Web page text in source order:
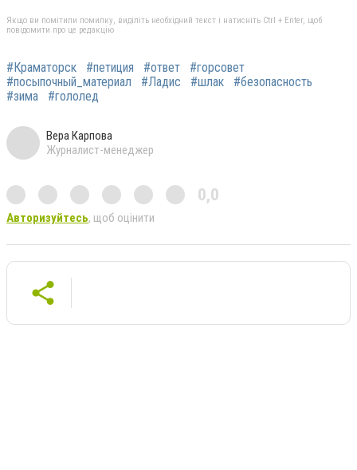
Якщо ви помітили помилку, виділіть необхідний текст і натисніть Ctrl + Enter, щоб
повідомити про це редакцію
#Краматорск #петиция #ответ
#горсовет
#посыпочный_материал
#Ладис #шлак
#безопасность
#зима
#гололед
Вера Карпова
Журналист-менеджер
0,0
Авторизуйтесь, щоб оцінити